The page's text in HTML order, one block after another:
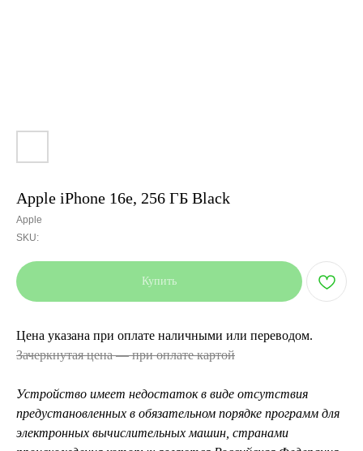
Apple iPhone 16e, 256 ГБ Black
Apple
SKU:
Купить
Цена указана при оплате наличными или переводом.
Зачеркнутая цена — при оплате картой
Устройство имеет недостаток в виде отсутствия
предустановленных в обязательном порядке программ для
электронных вычислительных машин, странами